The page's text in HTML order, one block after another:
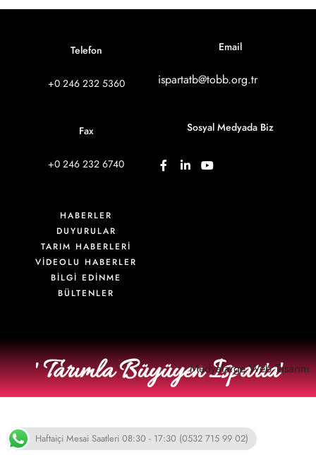
Telefon
+0 246 232 5360
Fax
+0 246 232 6740
Email
ispartatb@tobb.org.tr
Sosyal Medyada Biz
HABERLER
DUYURULAR
TARIM HABERLERİ
VIDEOLU HABERLER
BİLGİ EDİNME
BÜLTENLER
' Tarımla Büyüyen Isparta'
MedyalargeWeb Tasarım
Haftaiçi Mesai Saatleri 08:30 - 17:30 (0532 715 99 02)